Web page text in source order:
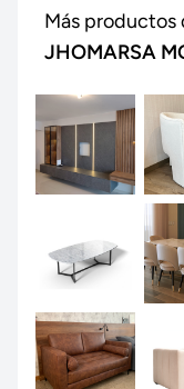
Más productos
JHOMARSA